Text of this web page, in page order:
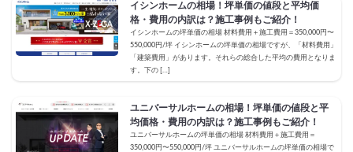
イシンホームの相場！坪単価の値段と平均価
格・費用の内訳は？施工事例もご紹介！
イシンホームの坪単価の相場 材料費用＋施工費用＝350,000円〜
550,000円/坪 イシンホームの坪単価の相場ですが、「材料費用」
「建築費用」があります。それらの総合した平均の費用となりま
す。下の […]
ユニバーサルホームの相場！坪単価の値段と平
均価格・費用の内訳は？施工事例もご紹介！
ユニバーサルホームの坪単価の相場 材料費用＋施工費用＝
350,000円〜550,000円/坪 ユニバーサルホームの坪単価の相場で